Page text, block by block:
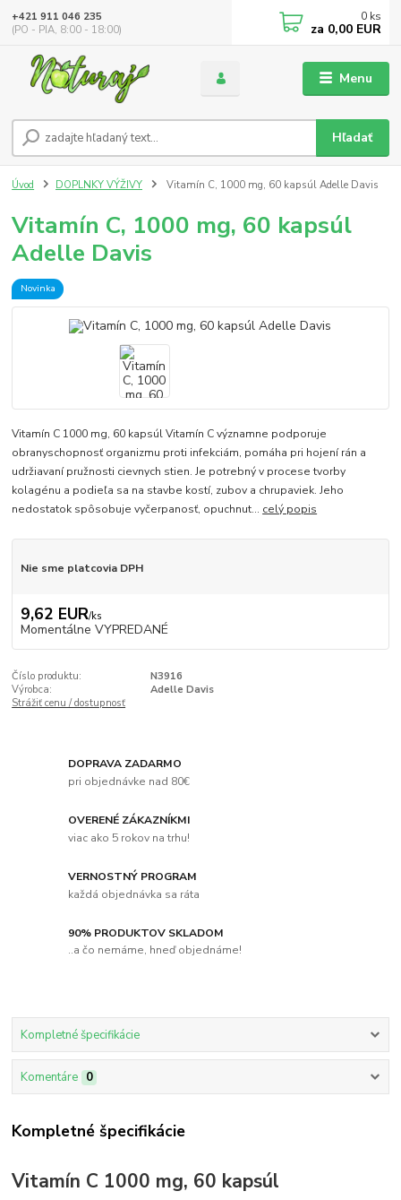
Menu
Hľadať
+421 911 046 235
(PO - PIA, 8:00 - 18:00)
0 ks
za 0,00 EUR
Úvod DOPLNKY VÝŽIVY Vitamín C, 1000 mg, 60 kapsúl Adelle Davis
Vitamín C, 1000 mg, 60 kapsúl
Adelle Davis
Novinka
Vitamín C 1000 mg, 60 kapsúl Vitamín C významne podporuje
obranyschopnosť organizmu proti infekciám, pomáha pri hojení rán a
udržiavaní pružnosti cievnych stien. Je potrebný v procese tvorby
kolagénu a podieľa sa na stavbe kostí, zubov a chrupaviek. Jeho
nedostatok spôsobuje vyčerpanosť, opuchnut... celý popis
Nie sme platcovia DPH
9,62 EUR/ks
Momentálne VYPREDANÉ
Číslo produktu:
N3916
Výrobca:
Adelle Davis
Strážiť cenu / dostupnosť
DOPRAVA ZADARMO
pri objednávke nad 80€
OVERENÉ ZÁKAZNÍKMI
viac ako 5 rokov na trhu!
VERNOSTNÝ PROGRAM
každá objednávka sa ráta
90% PRODUKTOV SKLADOM
..a čo nemáme, hneď objednáme!
Kompletné špecifikácie
Komentáre 0
Kompletné špecifikácie
Vitamín C 1000 mg, 60 kapsúl